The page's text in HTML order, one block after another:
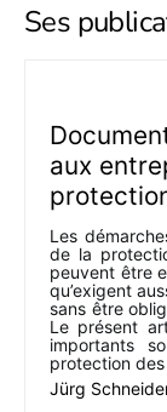
Ses
aux
Les
de la
peuvent être
qu’exigent
sans être
Le présent
importants
protection des
Jürg